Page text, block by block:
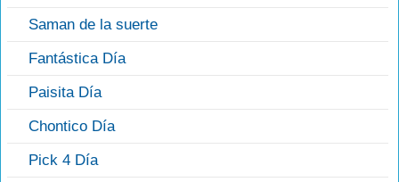
Saman de la suerte
Fantástica Día
Paisita Día
Chontico Día
Pick 4 Día